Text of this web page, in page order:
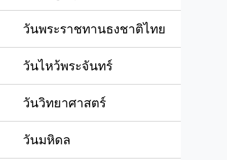
วันพระราชทานธงชาติไทย
วันไหว้พระจันทร์​
วันวิทยาศาสตร์
วันมหิดล